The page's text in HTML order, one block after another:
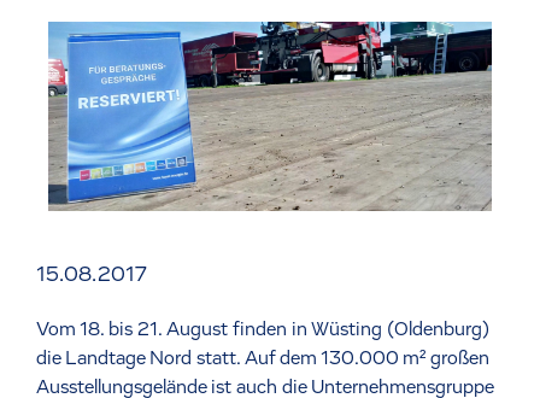
15.08.2017
Vom 18. bis 21. August finden in Wüsting (Oldenburg)
die Landtage Nord statt. Auf dem 130.000 m² großen
Ausstellungsgelände ist auch die Unternehmensgruppe